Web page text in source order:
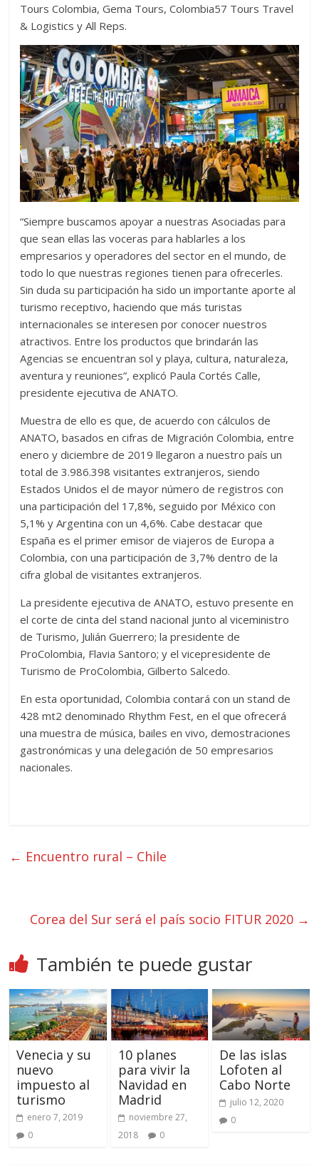
Tours Colombia, Gema Tours, Colombia57 Tours Travel
& Logistics y All Reps.
“Siempre buscamos apoyar a nuestras Asociadas para
que sean ellas las voceras para hablarles a los
empresarios y operadores del sector en el mundo, de
todo lo que nuestras regiones tienen para ofrecerles.
Sin duda su participación ha sido un importante aporte al
turismo receptivo, haciendo que más turistas
internacionales se interesen por conocer nuestros
atractivos. Entre los productos que brindarán las
Agencias se encuentran sol y playa, cultura, naturaleza,
aventura y reuniones”, explicó Paula Cortés Calle,
presidente ejecutiva de ANATO.
Muestra de ello es que, de acuerdo con cálculos de
ANATO, basados en cifras de Migración Colombia, entre
enero y diciembre de 2019 llegaron a nuestro país un
total de 3.986.398 visitantes extranjeros, siendo
Estados Unidos el de mayor número de registros con
una participación del 17,8%, seguido por México con
5,1% y Argentina con un 4,6%. Cabe destacar que
España es el primer emisor de viajeros de Europa a
Colombia, con una participación de 3,7% dentro de la
cifra global de visitantes extranjeros.
La presidente ejecutiva de ANATO, estuvo presente en
el corte de cinta del stand nacional junto al viceministro
de Turismo, Julián Guerrero; la presidente de
ProColombia, Flavia Santoro; y el vicepresidente de
Turismo de ProColombia, Gilberto Salcedo.
En esta oportunidad, Colombia contará con un stand de
428 mt2 denominado Rhythm Fest, en el que ofrecerá
una muestra de música, bailes en vivo, demostraciones
gastronómicas y una delegación de 50 empresarios
nacionales.
← Encuentro rural – Chile
Corea del Sur será el país socio FITUR 2020 →
También te puede gustar
Venecia y su
nuevo
impuesto al
turismo
enero 7, 2019
0
10 planes
para vivir la
Navidad en
Madrid
noviembre 27,
2018
0
De las islas
Lofoten al
Cabo Norte
julio 12, 2020
0